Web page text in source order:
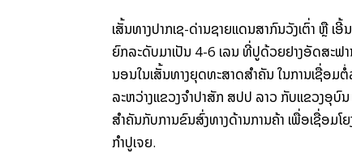
ເສັ້ນທາງປາກ​ເຊ-ດ່ານຊາຍ​ແດນ​ສາກົນ​ວັງ​ເຕົ່າ ຫຼື ເ
ຍົກ​ລະດັບ​ມາ​ເປັນ 4-6 ເລນ ທີ່​ປູ​ດ້ວຍ​ຢາງ​ອັດ​ສະ​ຟ
ນອນ​ໃນ​ເສັ້ນທາງ​ຍຸດທະ​ສາດ​ສຳຄັນ ​ໃນ​ການ​ເຊື່ອມ​
ລະຫວ່າງ​ແຂວງ​ຈຳປາ​ສັກ ​ສປປ ລາວ ກັບແຂວງອຸບົ
ສຳຄັນ​ກັບ​ການຂົນສົ່ງ​ທາງ​ດ້ານ​ການ​ຄ້າ ​ເພື່ອເຊື່ອມ​ໂ
ກຳປູເຈຍ.